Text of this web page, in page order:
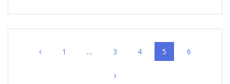
navigation
Page
1 … Page
3 Page
4 Page
5 Page
6